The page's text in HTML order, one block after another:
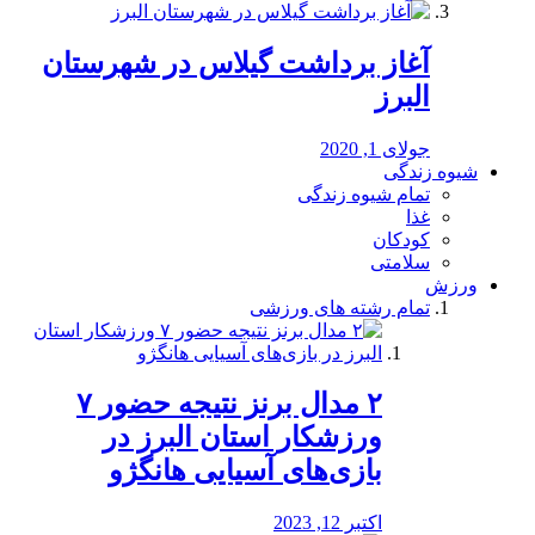
آغاز برداشت گیلاس در شهرستان
البرز
جولای 1, 2020
شیوه زندگی
تمام شیوه زندگی
غذا
کودکان
سلامتی
ورزش
تمام رشته های ورزشی
۲ مدال برنز نتیجه حضور ۷
ورزشکار استان البرز در
بازی‌های آسیایی هانگژو
اکتبر 12, 2023